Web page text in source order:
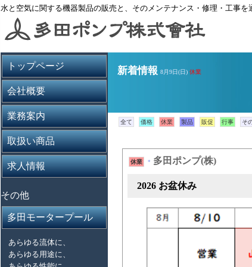
水と空気に関する機器製品の販売と、そのメンテナンス・修理・工事
新着情報8月9日(日)休業
全て 価格 休業 製品 販促 行事 そ
休業 * 多田ポンプ(株)
2026 お盆休み
トップページ
会社概要
業務案内
取扱い商品
求人情報
その他
多田モータープール
あらゆる流体に、
あらゆる用途に、